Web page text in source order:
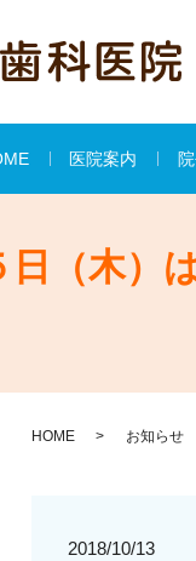
医院案内
日（木）
HOME お知らせ
2018/10/13